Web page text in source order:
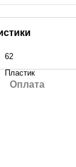
62
Пластик
Оплата